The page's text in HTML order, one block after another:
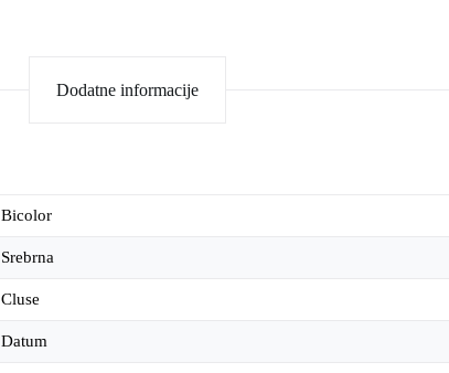
Dodatne informacije
Bicolor
Srebrna
Cluse
Datum